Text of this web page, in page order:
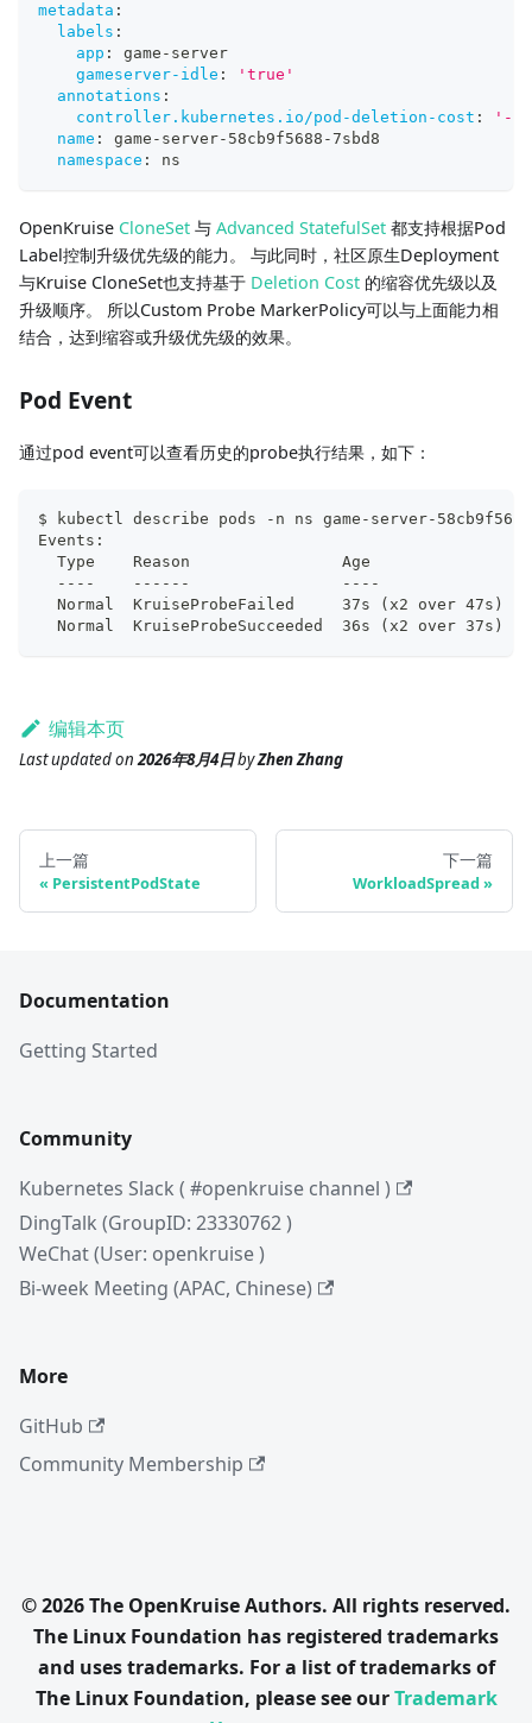
metadata :
labels :
app : game - server
gameserver-idle :
'true'
annotations :
controller.kubernetes.io/pod-deletion-cost :
'-
name : game - server- 58cb9f5688 -7sbd8
namespace : ns
OpenKruise CloneSet 与 Advanced StatefulSet 都支持根据Pod
Label控制升级优先级的能力。 与此同时，社区原生Deployment
与Kruise CloneSet也支持基于 Deletion Cost 的缩容优先级以及
升级顺序。 所以Custom Probe MarkerPolicy可以与上面能力相
结合，达到缩容或升级优先级的效果。
Pod Event
通过pod event可以查看历史的probe执行结果，如下：
$ kubectl describe pods -n ns game-server-
Events:
Type    Reason                Age
----    ------                ----
Normal  KruiseProbeFailed     37s (x2 over 47s)
Normal  KruiseProbeSucceeded  36s (x2 over 37s)
编辑本页
Last updatedon2026年8月4日byZhen Zhang
上一篇
PersistentPodState
下一篇
WorkloadSpread
Documentation
Getting Started
Community
Kubernetes Slack ( #openkruise channel )
DingTalk (GroupID: 23330762 )
WeChat (User: openkruise )
Bi-week Meeting (APAC, Chinese)
More
GitHub
Community Membership
© 2026 The OpenKruise Authors. All rights reserved.
The Linux Foundation has registered trademarks
and uses trademarks. For a list of trademarks of
The Linux Foundation, please see ourTrademark